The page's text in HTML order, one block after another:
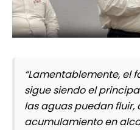
“Lamentablemente, el
sigue siendo el
las aguas puedan fluir,
acumulamiento en